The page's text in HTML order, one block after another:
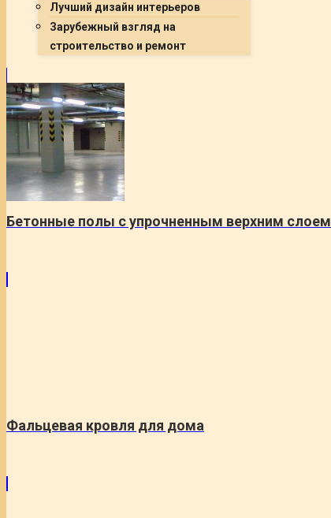
Лучший дизайн интерьеров
Зарубежный взгляд на
строительство и ремонт
Бетонные полы с упрочненным верхним слоем
Фальцевая кровля для дома